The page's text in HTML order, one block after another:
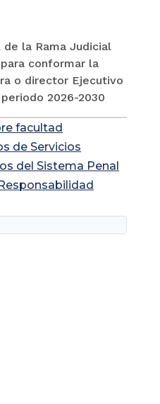
la Rama Judicial
conformar la
o director Ejecutivo
2026-2030
facultad
de Servicios
del Sistema Penal